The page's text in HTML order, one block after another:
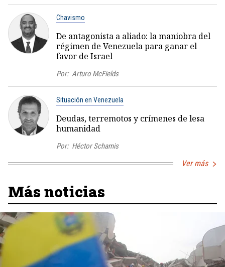
Chavismo
De antagonista a aliado: la maniobra del
régimen de Venezuela para ganar el
favor de Israel
Por: Arturo McFields
Situación en Venezuela
Deudas, terremotos y crímenes de lesa
humanidad
Por: Héctor Schamis
Ver más
Más noticias